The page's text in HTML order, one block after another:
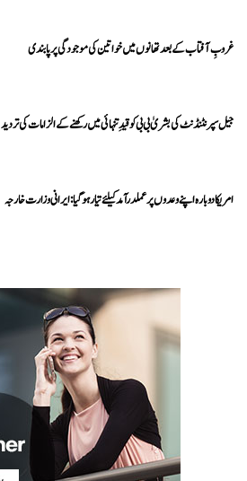
غروبِ آفتاب کے بعد تھانوں میں خواتین کی موجودگی پر پابندی
جیل سپرنٹنڈنٹ کی بشریٰ بی بی کو قیدِ تنہائی میں رکھنے کے الزامات کی تردید
امریکا دوبارہ اپنے وعدوں پر عملدرآمد کیلئے تیار ہو گیا: ایرانی وزارت خارجہ